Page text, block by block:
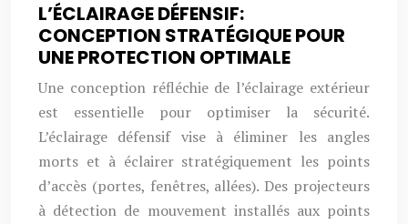
L’ÉCLAIRAGE DÉFENSIF:
CONCEPTION STRATÉGIQUE POUR
UNE PROTECTION OPTIMALE
Une conception réfléchie de l’éclairage extérieur
est essentielle pour optimiser la sécurité.
L’éclairage défensif vise à éliminer les angles
morts et à éclairer stratégiquement les points
d’accès (portes, fenêtres, allées). Des projecteurs
à détection de mouvement installés aux points